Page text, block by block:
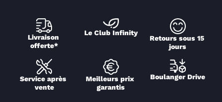
Livraison
offerte*
Le Club Infinity
Retours sous 15
jours
Service après
vente
Meilleurs prix
garantis
Boulanger Drive